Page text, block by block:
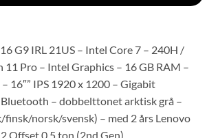
G9 IRL 21US – Intel Core 7 – 240H /
11 Pro – Intel Graphics – 16 GB RAM –
16″” IPS 1920 x 1200 – Gigabit
– dobbelttonet arktisk grå –
finsk/norsk/svensk) – med 2 års Lenovo
Offset 0,5 ton (2nd Gen)